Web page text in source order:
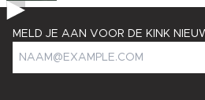
MELD JE AAN VOOR DE KINK